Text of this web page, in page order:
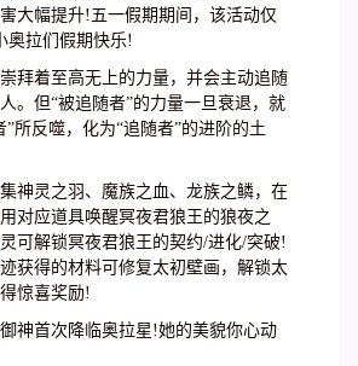
大幅提升!五一假期期间，该活动仅
奥拉们假期快乐!
拜着至高无上的力量，并会主动追随
。但“被追随者”的力量一旦衰退，就
”所反噬，化为“追随者”的进阶的土
神灵之羽、魔族之血、龙族之鳞，在
对应道具唤醒冥夜君狼王的狼夜之
可解锁冥夜君狼王的契约/进化/突破!
获得的材料可修复太初壁画，解锁太
惊喜奖励!
神首次降临奥拉星!她的美貌你心动